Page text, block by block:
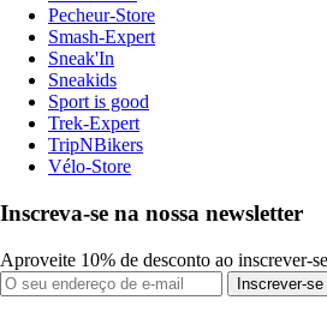
Pecheur-Store
Smash-Expert
Sneak'In
Sneakids
Sport is good
Trek-Expert
TripNBikers
Vélo-Store
Inscreva-se na nossa newsletter
Aproveite 10% de desconto ao inscrever-
Inscrever-se